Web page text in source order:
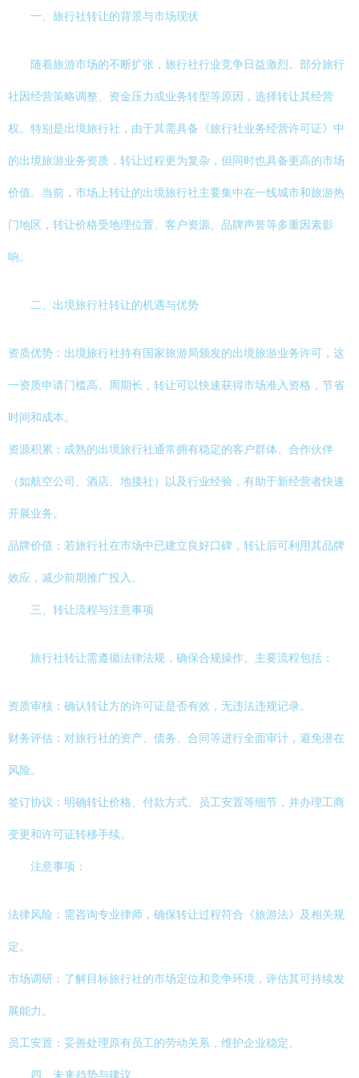
一、旅行社转让的背景与市场现状
随着旅游市场的不断扩张，旅行社行业竞争日益激烈。部分旅行
社因经营策略调整、资金压力或业务转型等原因，选择转让其经营
权。特别是出境旅行社，由于其需具备《旅行社业务经营许可证》中
的出境旅游业务资质，转让过程更为复杂，但同时也具备更高的市场
价值。当前，市场上转让的出境旅行社主要集中在一线城市和旅游热
门地区，转让价格受地理位置、客户资源、品牌声誉等多重因素影
响。
二、出境旅行社转让的机遇与优势
资质优势：出境旅行社持有国家旅游局颁发的出境旅游业务许可，这
一资质申请门槛高、周期长，转让可以快速获得市场准入资格，节省
时间和成本。
资源积累：成熟的出境旅行社通常拥有稳定的客户群体、合作伙伴
（如航空公司、酒店、地接社）以及行业经验，有助于新经营者快速
开展业务。
品牌价值：若旅行社在市场中已建立良好口碑，转让后可利用其品牌
效应，减少前期推广投入。
三、转让流程与注意事项
旅行社转让需遵循法律法规，确保合规操作。主要流程包括：
资质审核：确认转让方的许可证是否有效，无违法违规记录。
财务评估：对旅行社的资产、债务、合同等进行全面审计，避免潜在
风险。
签订协议：明确转让价格、付款方式、员工安置等细节，并办理工商
变更和许可证转移手续。
注意事项：
法律风险：需咨询专业律师，确保转让过程符合《旅游法》及相关规
定。
市场调研：了解目标旅行社的市场定位和竞争环境，评估其可持续发
展能力。
员工安置：妥善处理原有员工的劳动关系，维护企业稳定。
四、未来趋势与建议